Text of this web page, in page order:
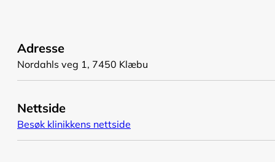
Adresse
Nordahls veg 1, 7450 Klæbu
Nettside
Besøk klinikkens nettside